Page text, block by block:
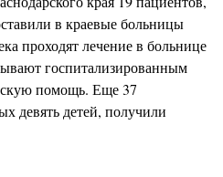
в краевые больницы
проходят лечение в больнице
госпитализированным
помощь. Еще 37
девять детей, получили